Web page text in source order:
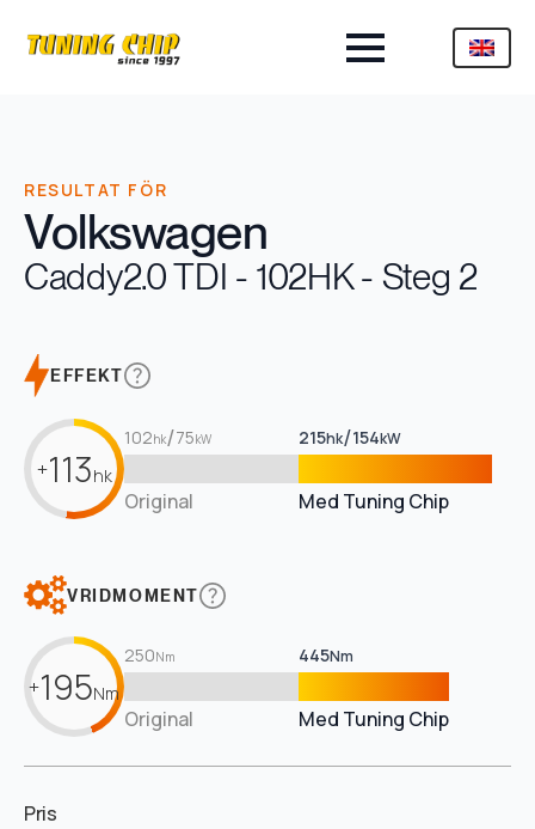
RESULTAT FÖR
Volkswagen
Caddy2.0 TDI - 102HK - Steg 2
EFFEKT
+113hk
102hk/75kW 215hk/154kW
Original Med Tuning Chip
VRIDMOMENT
+195Nm
250Nm 445Nm
Original Med Tuning Chip
Pris